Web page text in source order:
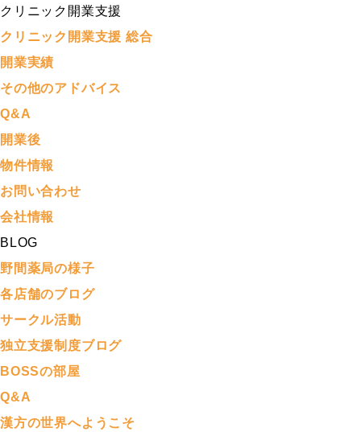
クリニック開業支援
クリニック開業支援 総合
開業実績
その他のアドバイス
Q&A
開業後
物件情報
お問い合わせ
会社情報
BLOG
野間薬局の様子
各店舗のブログ
サークル活動
独立支援制度ブログ
BOSSの部屋
Q&A
漢方の世界へようこそ